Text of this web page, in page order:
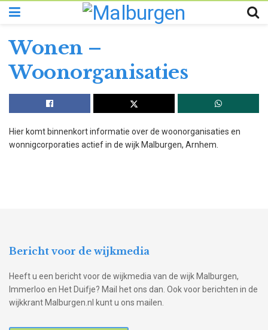
Wonen –
Woonorganisaties
Hier komt binnenkort informatie over de woonorganisaties en
wonnigcorporaties actief in de wijk Malburgen, Arnhem.
Bericht voor de wijkmedia
Heeft u een bericht voor de wijkmedia van de wijk Malburgen,
Immerloo en Het Duifje? Mail het ons dan. Ook voor berichten in de
wijkkrant Malburgen.nl kunt u ons mailen.